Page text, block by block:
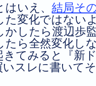
はいえ、結局そ
た変化ではない
かしたら渡辺歩
たら全然変化し
きてみると『新
いスレに書いて